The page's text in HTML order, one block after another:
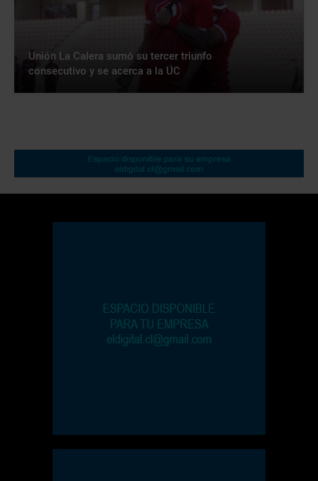
Unión La Calera sumó su tercer triunfo
consecutivo y se acerca a la UC